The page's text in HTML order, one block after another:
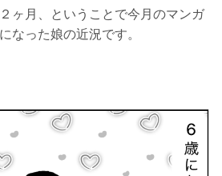
ヶ月、ということで今月のマンガ
なった娘の近況です。